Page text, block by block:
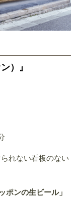
）』
れない看板のない
ポンの生ビール」